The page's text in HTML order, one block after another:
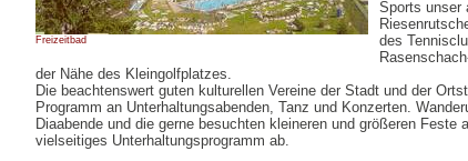
Freizeitbad
Sports unser
des
der Nähe des Kleingolfplatzes.
Die beachtenswert guten kulturellen Vereine der Stadt und der
Programm an Unterhaltungsabenden, Tanz und Konzerten.
Diaabende und die gerne besuchten kleineren und größeren Feste
vielseitiges Unterhaltungsprogramm ab.